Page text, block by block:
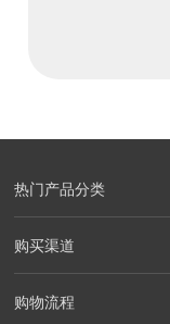
热门产品分类
购买渠道
购物流程